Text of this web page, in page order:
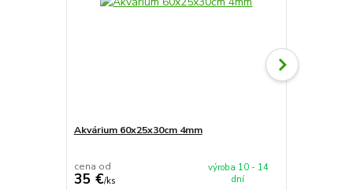
Akvárium 60x25x30cm 4mm
cena od
35 €/ks
výroba 10 - 14
dní